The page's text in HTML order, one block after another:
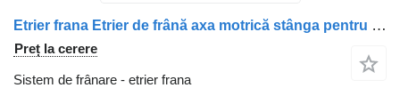
Etrier frana Etrier de frână axa motrică stânga pentru pentru camion Irisbus – Coduri: A9444203001, A9424206701, A9424206706, 501215847, 41285183, 41211286, 41285003, 5801341080
Preț la cerere
Sistem de frânare - etrier frana